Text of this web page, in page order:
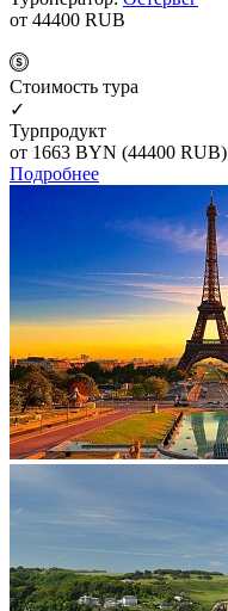
от 44400 RUB
Cтоимость тура
✓
Турпродукт
от 1663 BYN (44400 RUB)
Подробнее